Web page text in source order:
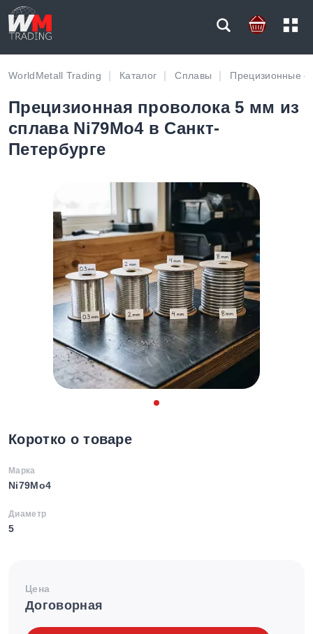
WorldMetall Trading Каталог Сплавы Прецизионные
Прецизионная проволока 5 мм из
сплава Ni79Mo4 в Санкт-
Петербурге
Коротко о товаре
Марка
Ni79Mo4
Диаметр
5
Цена
Договорная